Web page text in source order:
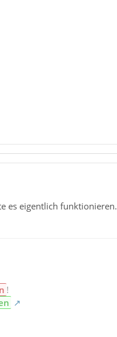
es eigentlich funktionieren.
!